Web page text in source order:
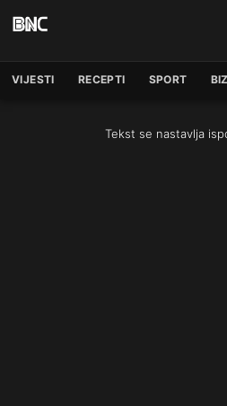
VIJESTI RECEPTI SPORT
Tekst se nastavlja